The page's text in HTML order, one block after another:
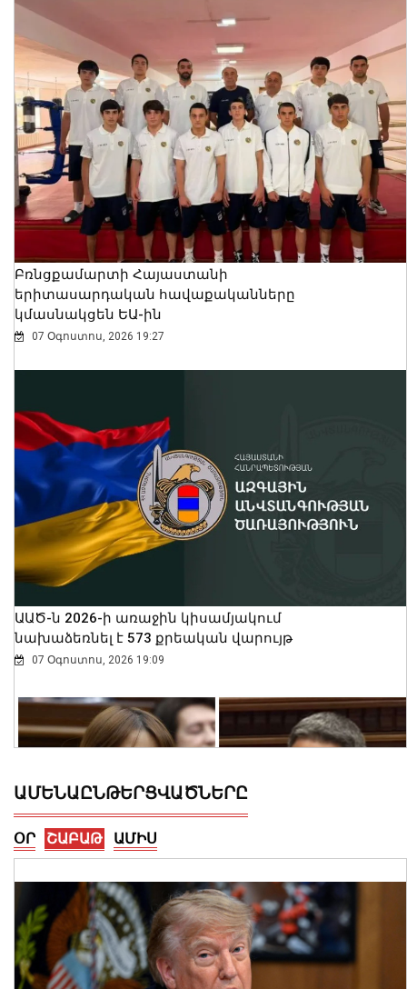
Բռնցքամարտի Հայաստանի
երիտասարդական հավաքականները
կմասնակցեն ԵԱ-ին
07 Օգոստոս, 2026 19:27
ԱԱԾ-ն 2026-ի առաջին կիսամյակում
նախաձեռնել է 573 քրեական վարույթ
07 Օգոստոս, 2026 19:09
Թեկնածության քննարկմանը
ԱՄԵՆԱԸՆԹԵՐՑՎԱԾՆԵՐԸ
ՕՐ ՇԱԲԱԹ ԱՄԻՍ